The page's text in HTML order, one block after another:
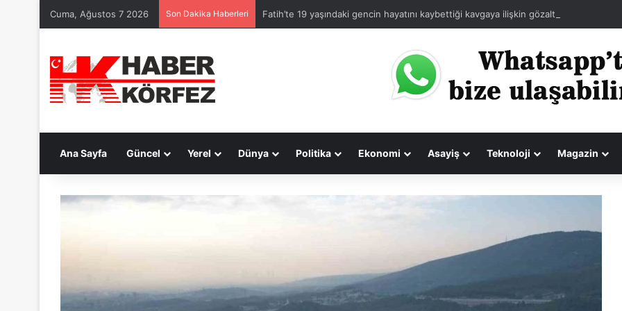
Cuma, Ağustos 7 2026 Son Dakika Haberleri Fatih’te 19 yaşındaki gencin hayatını kaybettiği kavgaya ilişkin gözaltına alınan 8
Ana Sayfa Güncel Yerel Dünya Politika Ekonomi Asayiş Teknoloji Magazin